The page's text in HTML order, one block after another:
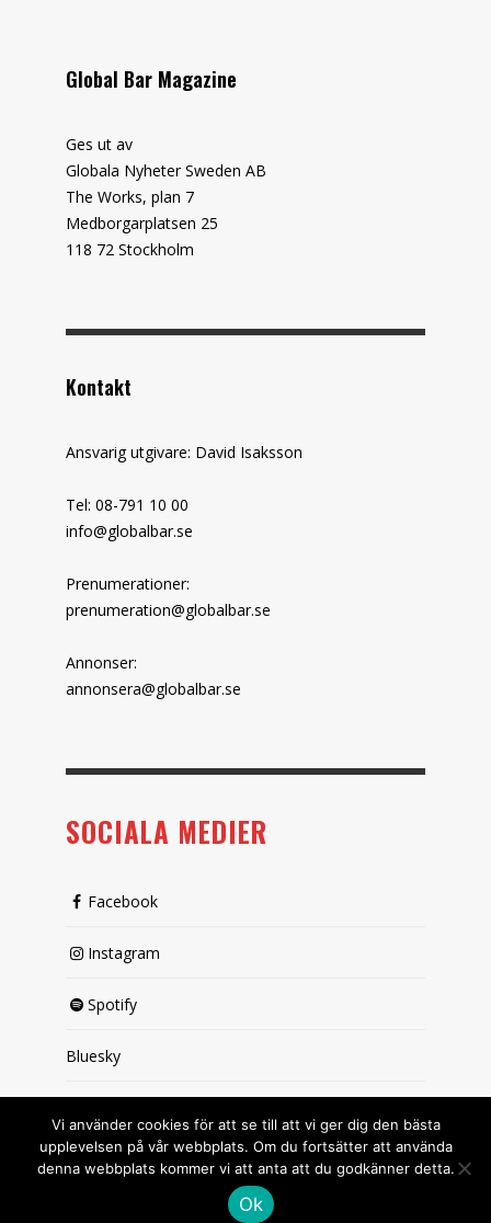
Global Bar Magazine
Ges ut av
Globala Nyheter Sweden AB
The Works, plan 7
Medborgarplatsen 25
118 72 Stockholm
Kontakt
Ansvarig utgivare: David Isaksson
Tel: 08-791 10 00
info@globalbar.se
Prenumerationer:
prenumeration@globalbar.se
Annonser:
annonsera@globalbar.se
SOCIALA MEDIER
Facebook
Instagram
Spotify
Bluesky
Vi använder cookies för att se till att vi ger dig den bästa
upplevelsen på vår webbplats. Om du fortsätter att använda
denna webbplats kommer vi att anta att du godkänner detta.
Ok